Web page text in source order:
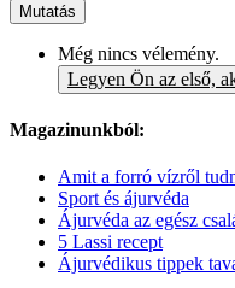
Mutatás
Még nincs vélemény.
Legyen Ön az első,
Magazinunkból:
Amit a forró vízről
Sport és ájurvéda
Ájurvéda az egész
5 Lassi recept
Ájurvédikus tippek